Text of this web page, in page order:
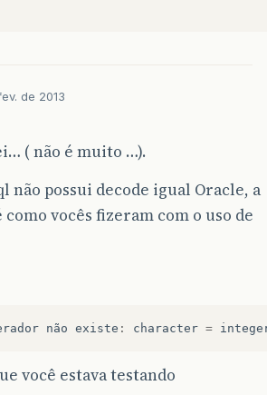
de 2013
( não é muito …).
não possui decode igual Oracle, a
vocês fizeram com o uso de
não existe : character =
você estava testando